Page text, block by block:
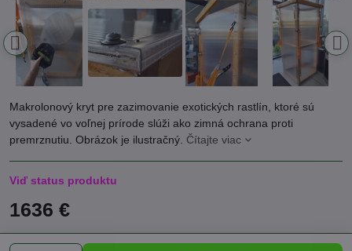
Makrolonový kryt pre zazimovanie exotických rastlín, ktoré sú
vysadené vo voľnej prírode slúži ako zimná ochrana proti
premrznutiu. Obrázok je ilustračný. Čítajte viac
Viď status produktu
1636 €